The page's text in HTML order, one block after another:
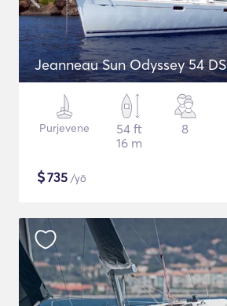
Jeanneau Sun Odyssey 54 DS
Purjevene
54 ft
16 m
8
$735 /yö